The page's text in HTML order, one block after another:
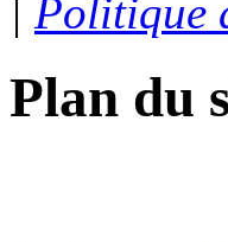
| Politique
Plan du